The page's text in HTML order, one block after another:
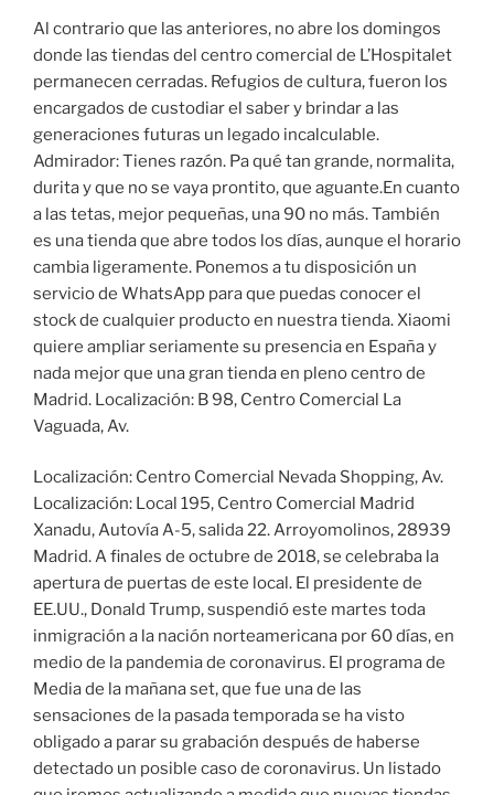
Al contrario que las anteriores, no abre los domingos
donde las tiendas del centro comercial de L’Hospitalet
permanecen cerradas. Refugios de cultura, fueron los
encargados de custodiar el saber y brindar a las
generaciones futuras un legado incalculable.
Admirador: Tienes razón. Pa qué tan grande, normalita,
durita y que no se vaya prontito, que aguante.En cuanto
a las tetas, mejor pequeñas, una 90 no más. También
es una tienda que abre todos los días, aunque el horario
cambia ligeramente. Ponemos a tu disposición un
servicio de WhatsApp para que puedas conocer el
stock de cualquier producto en nuestra tienda. Xiaomi
quiere ampliar seriamente su presencia en España y
nada mejor que una gran tienda en pleno centro de
Madrid. Localización: B 98, Centro Comercial La
Vaguada, Av.
Localización: Centro Comercial Nevada Shopping, Av.
Localización: Local 195, Centro Comercial Madrid
Xanadu, Autovía A-5, salida 22. Arroyomolinos, 28939
Madrid. A finales de octubre de 2018, se celebraba la
apertura de puertas de este local. El presidente de
EE.UU., Donald Trump, suspendió este martes toda
inmigración a la nación norteamericana por 60 días, en
medio de la pandemia de coronavirus. El programa de
Media de la mañana set, que fue una de las
sensaciones de la pasada temporada se ha visto
obligado a parar su grabación después de haberse
detectado un posible caso de coronavirus. Un listado